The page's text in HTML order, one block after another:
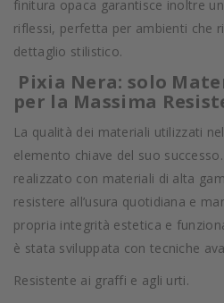
finitura opaca garantisce inoltre
riflessi, perfetta per ambienti che
dettaglio stilistico.
Pixia Nera: solo
per la Massima
La qualità dei materiali utilizzati
elemento chiave del suo
realizzato con materiali di alta
resistere all’usura quotidiana e
propria integrità estetica e
è stata sviluppata con tecniche
Resistente ai graffi e agli urti.